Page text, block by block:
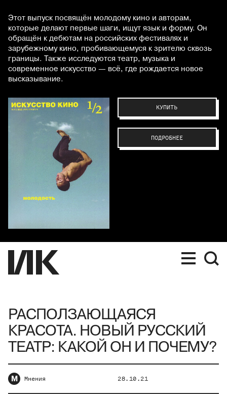
Этот выпуск посвящён молодому кино и авторам,
которые делают первые шаги, ищут язык и форму. Он
обращён к дебютам на российских фестивалях и
зарубежному кино, пробивающемуся к зрителю сквозь
границы. Также исследуются театр, музыка и
современное искусство — всё, где рождается новое
высказывание.
КУПИТЬ
ПОДРОБНЕЕ
РАСПОЛЗАЮЩАЯСЯ
КРАСОТА. НОВЫЙ РУССКИЙ
ТЕАТР: КАКОЙ ОН И ПОЧЕМУ?
М Мнения 28.10.21